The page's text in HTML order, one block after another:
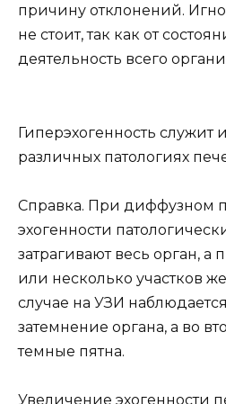
причину отклонений.
не стоит, так как от
деятельность всего
Гиперэхогенность служит
различных патологиях
Справка. При диффузном
эхогенности
затрагивают весь орган, а
или несколько участков
случае на УЗИ
затемнение органа, а во
темные пятна.
Увеличение эхогенности